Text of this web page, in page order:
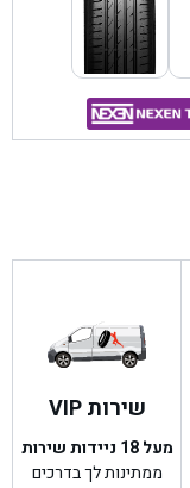
שירות VIP
מעל 18 ניידות שירות
ממתינות לך בדרכים